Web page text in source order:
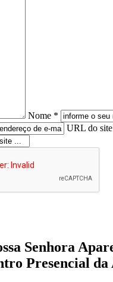
Nome *
URL do site
Senhora
Presencial